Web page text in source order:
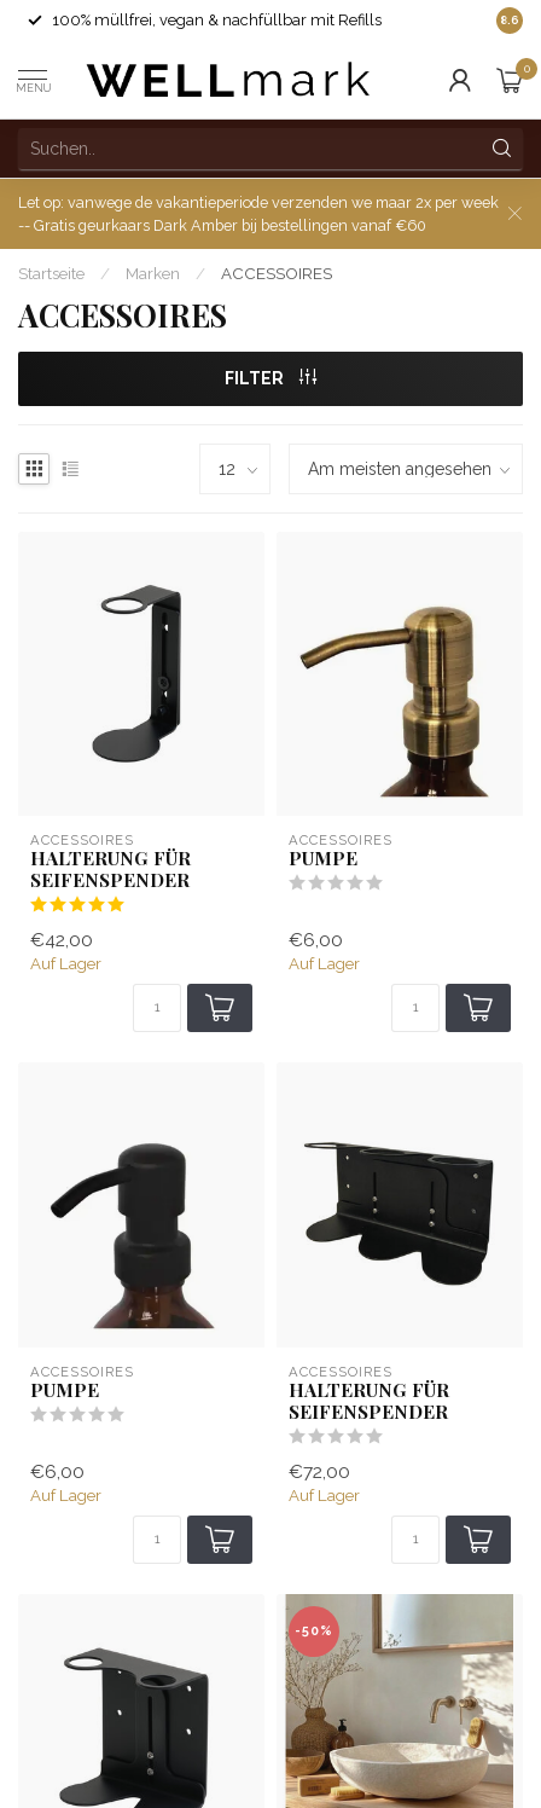
100% müllfrei, vegan & nachfüllbar mit Refills 8.6
MENU
0
Let op: vanwege de vakantieperiode verzenden we maar 2x per week
-- Gratis geurkaars Dark Amber bij bestellingen vanaf €60
Startseite / Marken / ACCESSOIRES
ACCESSOIRES
FILTER
ACCESSOIRES
HALTERUNG FÜR
SEIFENSPENDER
€42,00
Auf Lager
ACCESSOIRES
PUMPE
€6,00
Auf Lager
ACCESSOIRES
PUMPE
€6,00
Auf Lager
ACCESSOIRES
HALTERUNG FÜR
SEIFENSPENDER
€72,00
Auf Lager
-50%